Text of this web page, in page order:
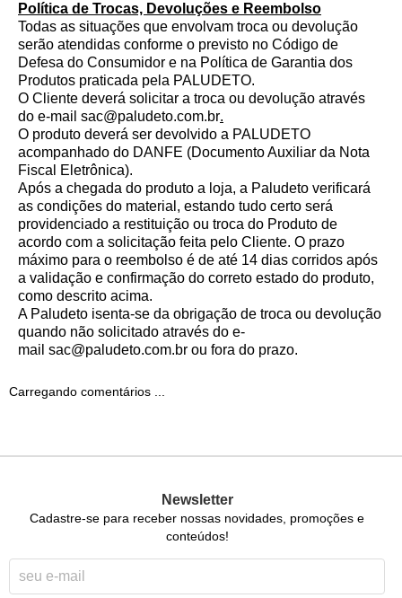
Política de Trocas, Devoluções e Reembolso
Todas as situações que envolvam troca ou devolução
serão atendidas conforme o previsto no Código de
Defesa do Consumidor e na Política de Garantia dos
Produtos praticada pela PALUDETO.
O Cliente deverá solicitar a troca ou devolução através
do e-mail sac@paludeto.com.br.
O produto deverá ser devolvido a PALUDETO
acompanhado do DANFE (Documento Auxiliar da Nota
Fiscal Eletrônica).
Após a chegada do produto a loja, a Paludeto verificará
as condições do material, estando tudo certo será
providenciado a restituição ou troca do Produto de
acordo com a solicitação feita pelo Cliente. O prazo
máximo para o reembolso é de até 14 dias corridos após
a validação e confirmação do correto estado do produto,
como descrito acima.
A Paludeto isenta-se da obrigação de troca ou devolução
quando não solicitado através do e-
mail sac@paludeto.com.br ou fora do prazo.
Carregando comentários ...
Newsletter
Cadastre-se para receber nossas novidades, promoções e
conteúdos!